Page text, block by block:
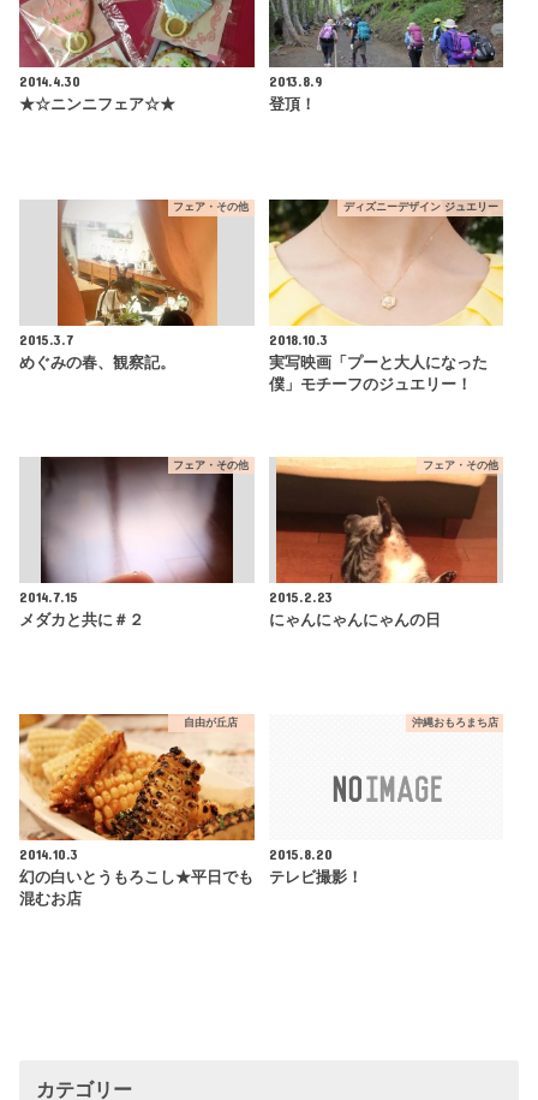
2014.4.30
★☆ニンニフェア☆★
2013.8.9
登頂！
フェア・その他
2015.3.7
めぐみの春、観察記。
ディズニーデザイン ジュエリー
2018.10.3
実写映画「プーと大人になった
僕」モチーフのジュエリー！
フェア・その他
2014.7.15
メダカと共に＃２
フェア・その他
2015.2.23
にゃんにゃんにゃんの日
自由が丘店
2014.10.3
幻の白いとうもろこし★平日でも
混むお店
沖縄おもろまち店
2015.8.20
テレビ撮影！
カテゴリー